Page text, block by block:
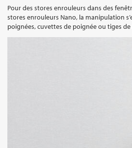
Pour des stores enrouleurs dans des
stores enrouleurs Nano, la manipulation
poignées, cuvettes de poignée ou tiges